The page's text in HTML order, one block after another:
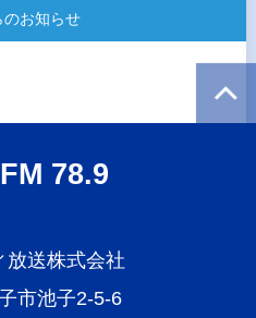
お知らせ
78.9
放送株式会社
市池子2-5-6